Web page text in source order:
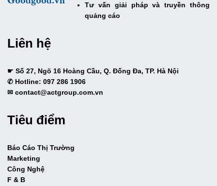
Tư vấn giải pháp và truyền thông
quảng cáo
Liên hệ
☛ Số 27, Ngõ 16 Hoàng Cầu, Q. Đống Đa, TP. Hà Nội
✆ Hotline: 097 286 1906
✉ contact@actgroup.com.vn
Tiêu điểm
Báo Cáo Thị Trường
Marketing
Công Nghệ
F & B